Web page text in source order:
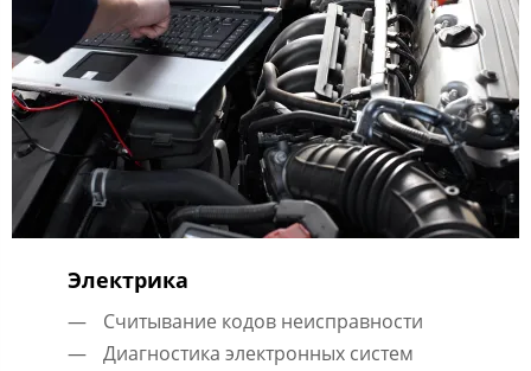
Электрика
Считывание кодов неисправности
Диагностика электронных систем